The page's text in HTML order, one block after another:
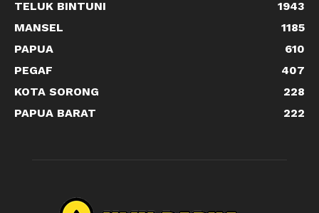
TELUK BINTUNI
1943
MANSEL
1185
PAPUA
610
PEGAF
407
KOTA SORONG
228
PAPUA BARAT
222